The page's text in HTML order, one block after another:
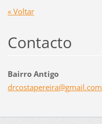
« Voltar
Contacto
Bairro Antigo
drcostapereira@gmail.com